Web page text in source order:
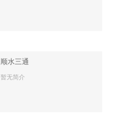
顺水三通
暂无简介